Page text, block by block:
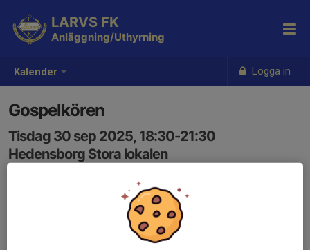
Kalender Logga in
LARVS FK
Anläggning/Uthyrning
Gospelkören
Tisdag 30 sep 2025, 18:30-21:30
Hedensborg Stora lokalen